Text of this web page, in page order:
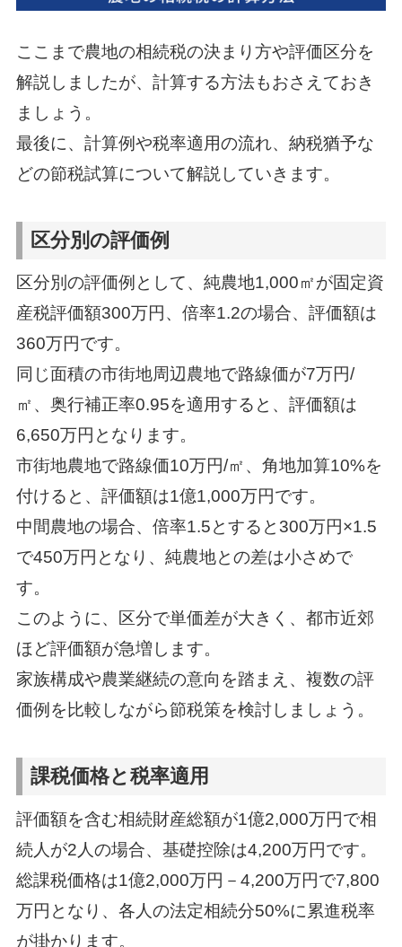
ここまで農地の相続税の決まり方や評価区分を
解説しましたが、計算する方法もおさえておき
ましょう。
最後に、計算例や税率適用の流れ、納税猶予な
どの節税試算について解説していきます。
区分別の評価例
区分別の評価例として、純農地1,000㎡が固定資
産税評価額300万円、倍率1.2の場合、評価額は
360万円です。
同じ面積の市街地周辺農地で路線価が7万円/
㎡、奥行補正率0.95を適用すると、評価額は
6,650万円となります。
市街地農地で路線価10万円/㎡、角地加算10%を
付けると、評価額は1億1,000万円です。
中間農地の場合、倍率1.5とすると300万円×1.5
で450万円となり、純農地との差は小さめで
す。
このように、区分で単価差が大きく、都市近郊
ほど評価額が急増します。
家族構成や農業継続の意向を踏まえ、複数の評
価例を比較しながら節税策を検討しましょう。
課税価格と税率適用
評価額を含む相続財産総額が1億2,000万円で相
続人が2人の場合、基礎控除は4,200万円です。
総課税価格は1億2,000万円－4,200万円で7,800
万円となり、各人の法定相続分50%に累進税率
が掛かります。